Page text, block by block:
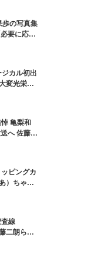
の写真集
要に応じ
カル初出
変光栄」
亀梨和
へ 佐藤隆
ピングカ
）ちゃん
線
二朗ら新